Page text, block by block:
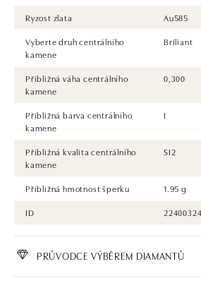
Ryzost zlata
Au585
Vyberte druh centrálního
kamene
Briliant
Přibližná váha centrálního
kamene
0,300
Přibližná barva centrálního
kamene
I
Přibližná kvalita centrálního
kamene
SI2
Přibližná hmotnost šperku
1.95 g
ID
PRŮVODCE VÝBĚREM DIAMANTŮ